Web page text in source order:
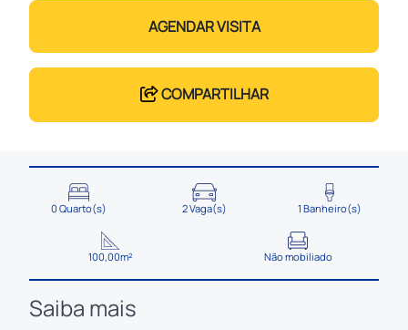
AGENDAR VISITA
COMPARTILHAR
0 Quarto(s) 2 Vaga(s) 1 Banheiro(s)
100,00m² Não mobiliado
Saiba mais